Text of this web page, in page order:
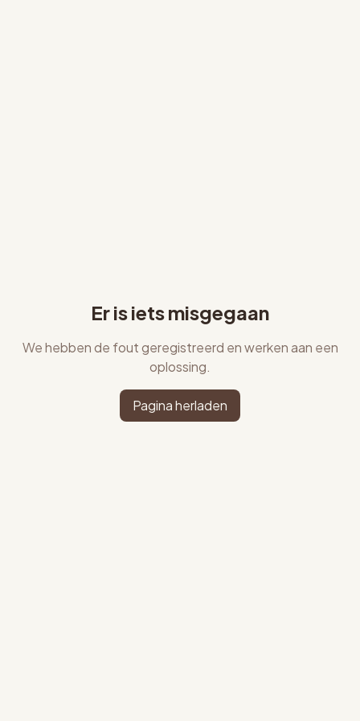
Er is iets misgegaan
We hebben de fout geregistreerd en werken aan een
oplossing.
Pagina herladen